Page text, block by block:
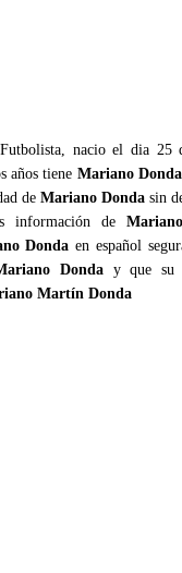
nacio el dia 25
años tiene Mariano Donda
de Mariano Donda sin
información de
Donda en español
Donday que su
Martín Donda